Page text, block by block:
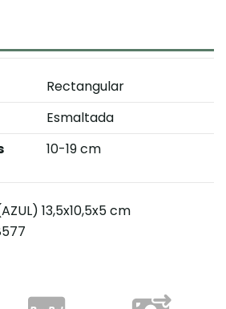
Rectangular
Esmaltada
10-19 cm
13,5x10,5x5 cm